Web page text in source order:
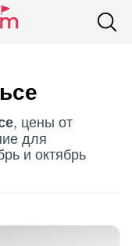
, цены от
для
и октябрь